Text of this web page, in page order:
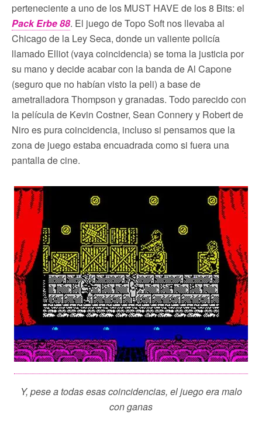
perteneciente a uno de los MUST HAVE de los 8 Bits: el
Pack Erbe 88. El juego de Topo Soft nos llevaba al
Chicago de la Ley Seca, donde un valiente policía
llamado Elliot (vaya coincidencia) se toma la justicia por
su mano y decide acabar con la banda de Al Capone
(seguro que no habían visto la peli) a base de
ametralladora Thompson y granadas. Todo parecido con
la película de Kevin Costner, Sean Connery y Robert de
Niro es pura coincidencia, incluso si pensamos que la
zona de juego estaba encuadrada como si fuera una
pantalla de cine.
Y, pese a todas esas coincidencias, el juego era malo
con ganas